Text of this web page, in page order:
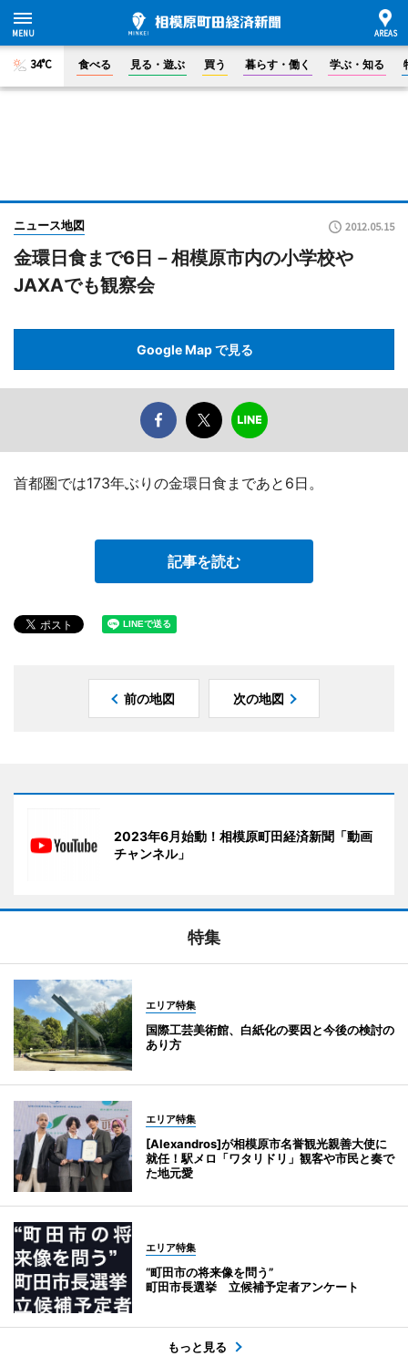
34°C 食べる 見る・遊ぶ 買う 暮らす・働く 学ぶ・知る
ニュース地図 2012.05.15
金環日食まで6日－相模原市内の小学校や
JAXAでも観察会
Google Map で見る
首都圏では173年ぶりの金環日食まであと6日。
記事を読む
前の地図 次の地図
2023年6月始動！相模原町田経済新聞「動画
チャンネル」
特集
エリア特集
国際工芸美術館、白紙化の要因と今後の検討の
あり方
エリア特集
[Alexandros]が相模原市名誉観光親善大使に
就任！駅メロ「ワタリドリ」観客や市民と奏で
た地元愛
エリア特集
“町田市の将来像を問う”
町田市長選挙 立候補予定者アンケート
もっと見る